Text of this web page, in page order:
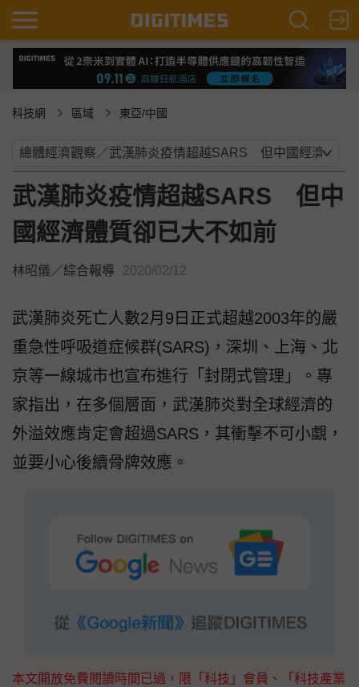
科技網 區域 東亞/中國
武漢肺炎疫情超越SARS 但中
國經濟體質卻已大不如前
林昭儀／綜合報導 2020/02/12
武漢肺炎死亡人數2月9日正式超越2003年的嚴
重急性呼吸道症候群(SARS)，深圳、上海、北
京等一線城市也宣布進行「封閉式管理」。專
家指出，在多個層面，武漢肺炎對全球經濟的
外溢效應肯定會超過SARS，其衝擊不可小覷，
並要小心後續骨牌效應。
本文開放免費閱讀時間已過，限「科技」會員、「科技產業